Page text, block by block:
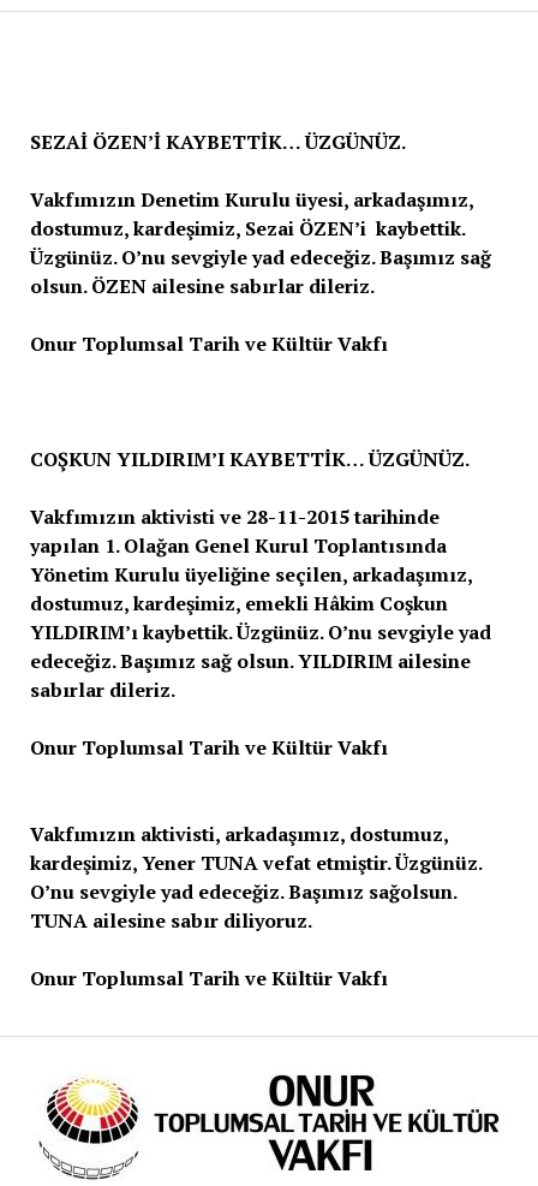
SEZAİ ÖZEN’İ KAYBETTİK… ÜZGÜNÜZ.
Vakfımızın Denetim Kurulu üyesi, arkadaşımız,
dostumuz, kardeşimiz, Sezai ÖZEN’i kaybettik.
Üzgünüz. O’nu sevgiyle yad edeceğiz. Başımız sağ
olsun. ÖZEN ailesine sabırlar dileriz.
Onur Toplumsal Tarih ve Kültür Vakfı
COŞKUN YILDIRIM’I KAYBETTİK… ÜZGÜNÜZ.
Vakfımızın aktivisti ve 28-11-2015 tarihinde
yapılan 1. Olağan Genel Kurul Toplantısında
Yönetim Kurulu üyeliğine seçilen, arkadaşımız,
dostumuz, kardeşimiz, emekli Hâkim Coşkun
YILDIRIM’ı kaybettik. Üzgünüz. O’nu sevgiyle yad
edeceğiz. Başımız sağ olsun. YILDIRIM ailesine
sabırlar dileriz.
Onur Toplumsal Tarih ve Kültür Vakfı
Vakfımızın aktivisti, arkadaşımız, dostumuz,
kardeşimiz, Yener TUNA vefat etmiştir. Üzgünüz.
O’nu sevgiyle yad edeceğiz. Başımız sağolsun.
TUNA ailesine sabır diliyoruz.
Onur Toplumsal Tarih ve Kültür Vakfı